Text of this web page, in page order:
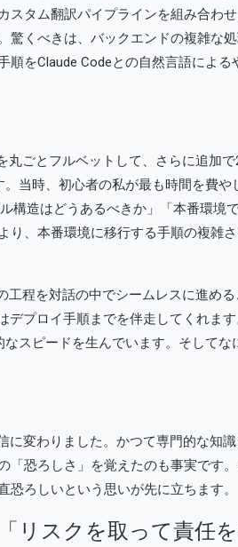
タム翻訳パイプラインを組み合わ
くべきは、バックエンドの複雑な
をClaude Codeとの自然言語による
ごとフルベットして、さらに追加
当時、初心者の私が最も時間を費や
構造はどうあるべきか」「本番環境
、本番環境に移行する手順の複雑
程を対話の中でシームレスに進め
プロイ手順までを伴走してくれま
スピードを生んでいます。そしてな
変わりました。かつて専門的な知
恐ろしさ」を覚えたのも事実です
ろしいという思いが先に立ちます。
スクを取って責任を